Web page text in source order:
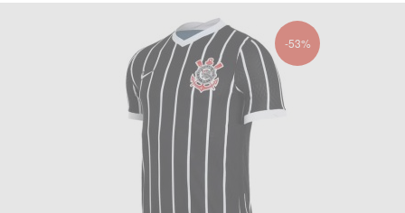
-53%